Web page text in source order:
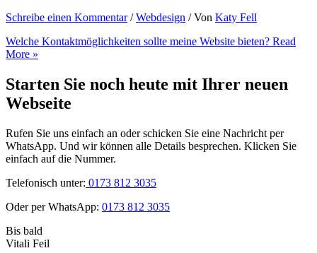
Schreibe einen Kommentar /Webdesign / Von Katy Fell
Welche Kontaktmöglichkeiten sollte meine Website bieten? Read
More »
Starten Sie noch heute mit Ihrer neuen
Webseite
Rufen Sie uns einfach an oder schicken Sie eine Nachricht per
WhatsApp. Und wir können alle Details besprechen. Klicken Sie
einfach auf die Nummer.
Telefonisch unter: 0173 812 3035
Oder per WhatsApp: 0173 812 3035
Bis bald
Vitali Feil